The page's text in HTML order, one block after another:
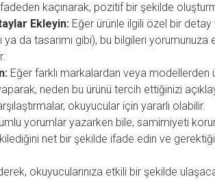
kaçınarak, pozitif bir şekilde
Ekleyin:Eğer ürünle ilgili özel bir detay
ya da tasarımı gibi), bu bilgileri
Eğer farklı markalardan veya modellerden
neden bu ürünü tercih ettiğinizi
okuyucular için yararlı olabilir.
yorumlar yazarken bile, samimiyeti
net bir şekilde ifade edin ve
okuyucularınıza etkili bir şekilde